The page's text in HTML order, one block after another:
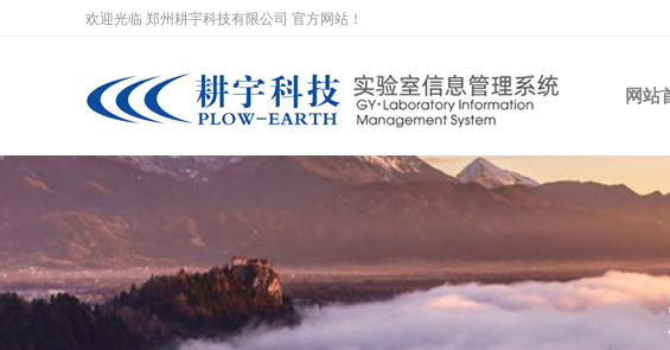
欢迎光临 郑州耕宇科技有限公司 官方网站！
网站